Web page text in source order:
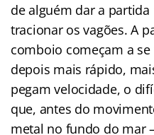
de alguém dar a
tracionar os vagões. A
comboio começam a
depois mais rápido,
pegam velocidade, o
que, antes do
metal no fundo do mar